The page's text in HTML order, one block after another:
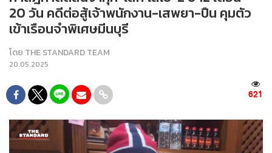
20 วัน คดีต่อสู้เจ้าพนักงาน-เสพยา-ปืน คุมตัว
เข้าเรือนจำพิเศษมีนบุรี
โดย THE STANDARD TEAM
20.05.2025
621